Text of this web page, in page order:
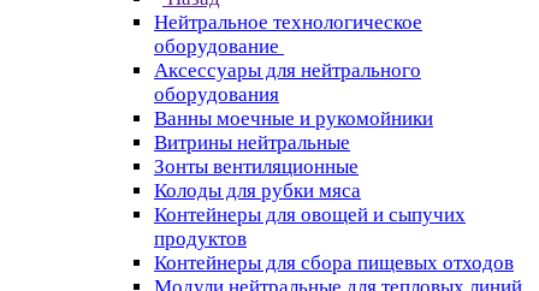
Нейтральное технологическое
оборудование
Аксессуары для нейтрального
оборудования
Ванны моечные и рукомойники
Витрины нейтральные
Зонты вентиляционные
Колоды для рубки мяса
Контейнеры для овощей и сыпучих
продуктов
Контейнеры для сбора пищевых отходов